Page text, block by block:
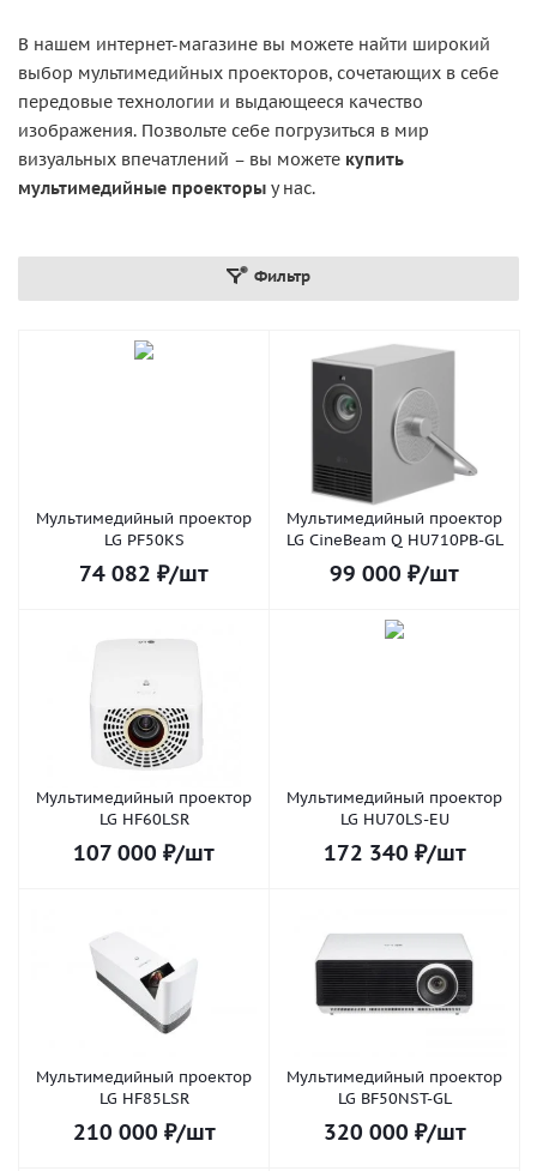
В нашем интернет-магазине вы можете найти широкий
выбор мультимедийных проекторов, сочетающих в себе
передовые технологии и выдающееся качество
изображения. Позвольте себе погрузиться в мир
визуальных впечатлений – вы можете купить
мультимедийные проекторы у нас.
Фильтр
Мультимедийный проектор
LG PF50KS
74 082 ₽/шт
Мультимедийный проектор
LG CineBeam Q HU710PB-GL
99 000 ₽/шт
Мультимедийный проектор
LG HF60LSR
107 000 ₽/шт
Мультимедийный проектор
LG HU70LS-EU
172 340 ₽/шт
Мультимедийный проектор
LG HF85LSR
210 000 ₽/шт
Мультимедийный проектор
LG BF50NST-GL
320 000 ₽/шт